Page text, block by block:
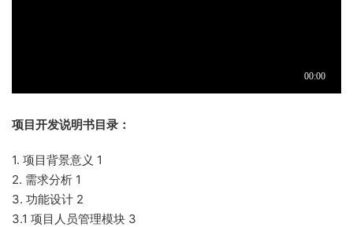
项目开发说明书目录：
1. 项目背景意义 1
2. 需求分析 1
3. 功能设计 2
3.1 项目人员管理模块 3